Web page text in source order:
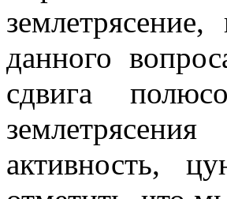
данного
сдвига
активность,